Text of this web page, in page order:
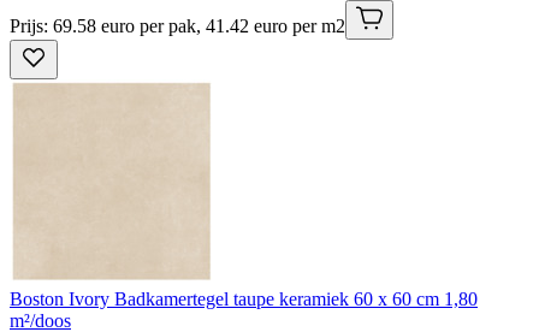
Prijs: 69.58 euro per pak, 41.42 euro per m2
Boston Ivory Badkamertegel taupe keramiek 60 x 60 cm 1,80
m²/doos